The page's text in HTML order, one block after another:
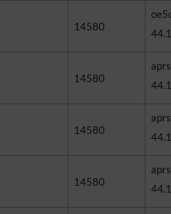
14580
14580
14580
14580